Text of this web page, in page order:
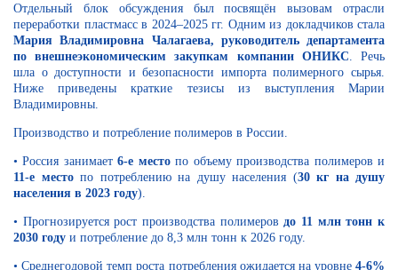
Отдельный блок обсуждения был посвящён вызовам отрасли
переработки пластмасс в 2024–2025 гг. Одним из докладчиков стала
Мария Владимировна Чалагаева, руководитель департамента
по внешнеэкономическим закупкам компании ОНИКС . Речь
шла о доступности и безопасности импорта полимерного сырья.
Ниже приведены краткие тезисы из выступления Марии
Владимировны.
Производство и потребление полимеров в России.
• Россия занимает6-е местопо объему производства полимеров и
11-е местопо потреблению на душу населения (30 кг на душу
населения в 2023 году).
• Прогнозируется рост производства полимеров до 11 млн тонн к
2030 году и потребление до 8,3 млн тонн к 2026 году.
• Среднегодовой темп роста потребления ожидается на уровне 4-6%